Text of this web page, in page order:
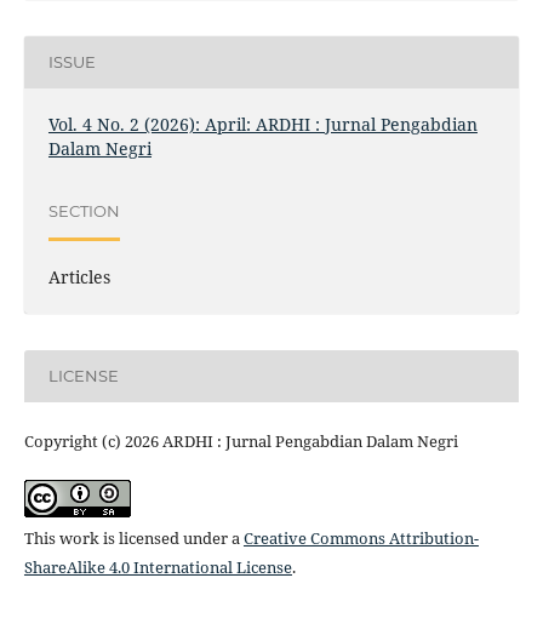
ISSUE
Vol. 4 No. 2 (2026): April: ARDHI : Jurnal Pengabdian
Dalam Negri
SECTION
Articles
LICENSE
Copyright (c) 2026 ARDHI : Jurnal Pengabdian Dalam Negri
This work is licensed under aCreative Commons Attribution-
ShareAlike 4.0 International License.